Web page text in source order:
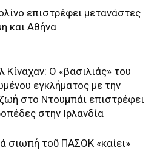
επιστρέφει μετανάστες
και Αθήνα
Κίναχαν: Ο «βασιλιάς» του
εγκλήματος με την
στο Ντουμπάι επιστρέφει
στην Ιρλανδία
σιωπή τοῦ ΠΑΣΟΚ «καίει»